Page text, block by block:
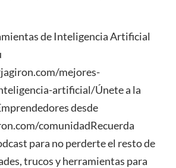
de Inteligencia Artificial
mejores-
artificial/Únete a la
desde
comunidadRecuerda
para no perderte el resto de
trucos y herramientas para